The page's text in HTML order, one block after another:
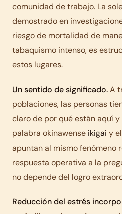
comunidad de trabajo. La
demostrado en
riesgo de mortalidad de
tabaquismo intenso, es
estos lugares.
Un sentido de significado.A
poblaciones, las personas
claro de por qué están aquí y
palabra okinawense ikigai y el
apuntan al mismo fenómeno
respuesta operativa a la
no depende del logro
Reducción del estrés